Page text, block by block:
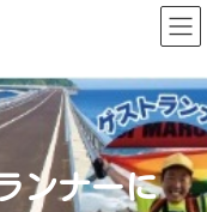
ンナーに